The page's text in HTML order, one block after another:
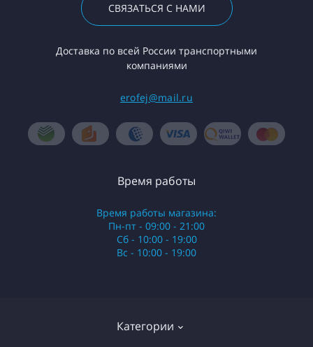
СВЯЗАТЬСЯ С НАМИ
Доставка по всей России транспортными
компаниями
erofej@mail.ru
Категории
Время работы
Время работы магазина:
Пн-пт - 09:00 - 21:00
Сб - 10:00 - 19:00
Вс - 10:00 - 19:00